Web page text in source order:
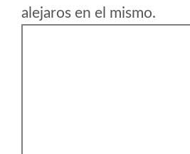
alejaros en el mismo.